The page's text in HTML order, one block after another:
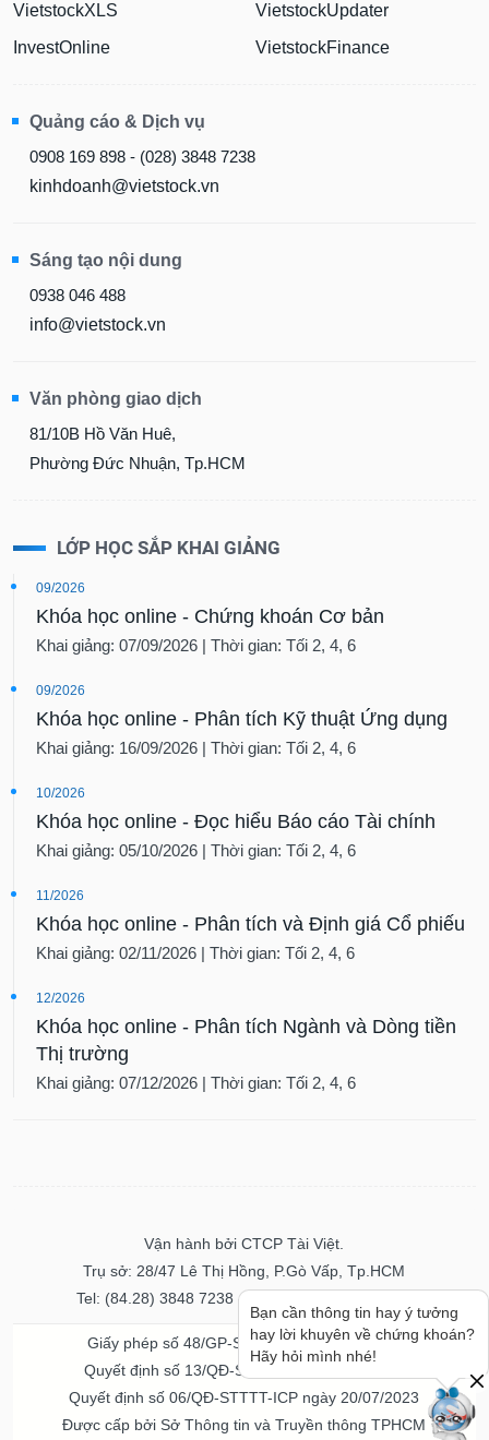
VietstockXLS
InvestOnline
VietstockUpdater
VietstockFinance
Quảng cáo & Dịch vụ
0908 169 898 - (028) 3848 7238
kinhdoanh@vietstock.vn
Sáng tạo nội dung
0938 046 488
info@vietstock.vn
Văn phòng giao dịch
81/10B Hồ Văn Huê,
Phường Đức Nhuận, Tp.HCM
LỚP HỌC SẮP KHAI GIẢNG
09/2026
Khóa học online - Chứng khoán Cơ bản
Khai giảng: 07/09/2026 | Thời gian: Tối 2, 4, 6
09/2026
Khóa học online - Phân tích Kỹ thuật Ứng dụng
Khai giảng: 16/09/2026 | Thời gian: Tối 2, 4, 6
10/2026
Khóa học online - Đọc hiểu Báo cáo Tài chính
Khai giảng: 05/10/2026 | Thời gian: Tối 2, 4, 6
11/2026
Khóa học online - Phân tích và Định giá Cổ phiếu
Khai giảng: 02/11/2026 | Thời gian: Tối 2, 4, 6
12/2026
Khóa học online - Phân tích Ngành và Dòng tiền
Thị trường
Khai giảng: 07/12/2026 | Thời gian: Tối 2, 4, 6
Vận hành bởi CTCP Tài Việt.
Trụ sở: 28/47 Lê Thị Hồng, P.Gò Vấp, Tp.HCM
Tel: (84.28) 3848 7238 - Fax: (84.28) 3848 7237
Giấy phép số 48/GP-STTTT ngày 04/11/2016
Quyết định số 13/QĐ-STTTT ngày 02/11/2017
Quyết định số 06/QĐ-STTTT-ICP ngày 20/07/2023
Được cấp bởi Sở Thông tin và Truyền thông TPHCM
Bạn cần thông tin hay ý tưởng
hay lời khuyên về chứng khoán?
Hãy hỏi mình nhé!